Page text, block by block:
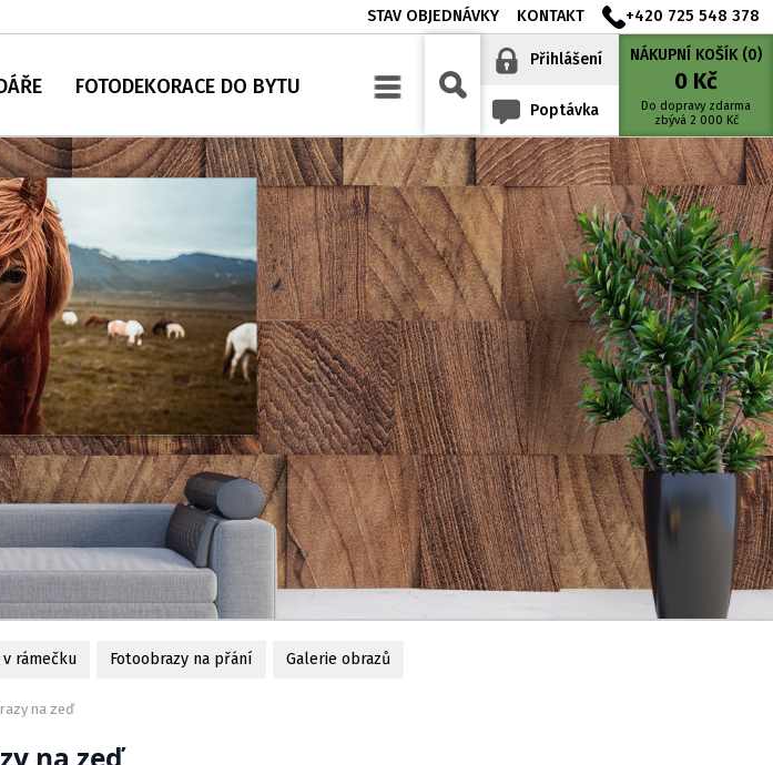
STAV OBJEDNÁVKY KONTAKT +420 725 548 378
NÁKUPNÍ KOŠÍK (0)
0 Kč
Do dopravy zdarma
zbývá 2 000 Kč
Přihlášení
Poptávka
FOTODEKORACE DO BYTU
rámečku Fotoobrazy na přání Galerie obrazů
na zeď